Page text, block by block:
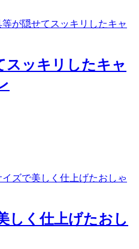
スッキリしたキャ
しく仕上げたおし